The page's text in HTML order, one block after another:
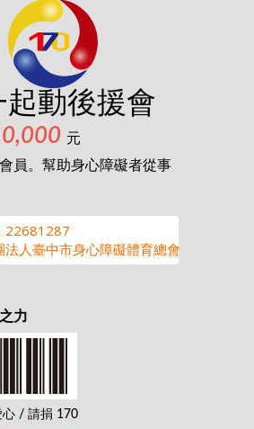
起動後援會
元
員。幫助身心障礙者從事
22681287
法人臺中市身心障礙體育總會
力
心 / 請捐 170